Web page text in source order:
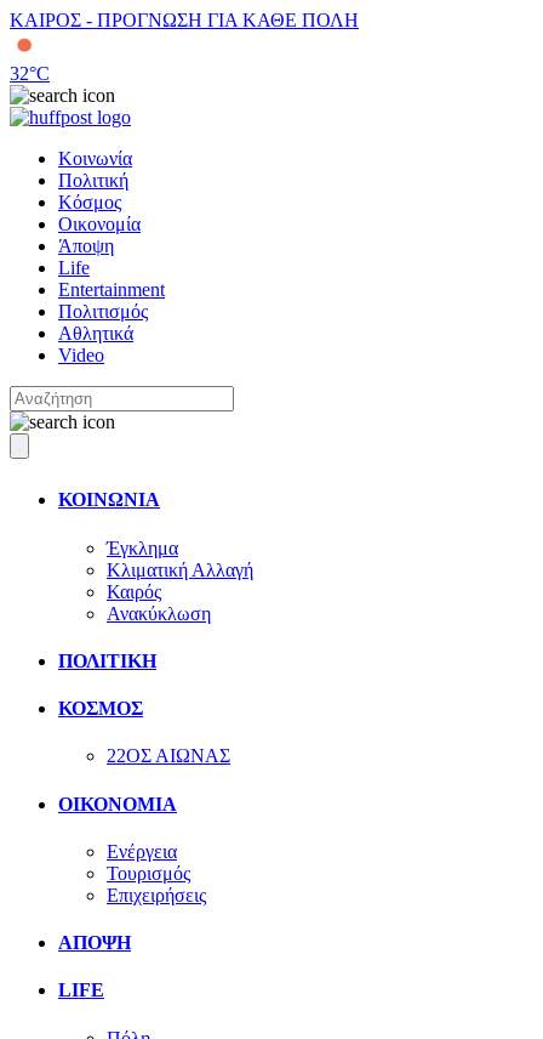
ΚΑΙΡΟΣ - ΠΡΟΓΝΩΣΗ ΓΙΑ ΚΑΘΕ ΠΟΛΗ
32°C
Κοινωνία
Πολιτική
Κόσμος
Οικονομία
Άποψη
Life
Entertainment
Πολιτισμός
Αθλητικά
Video
ΚΟΙΝΩΝΙΑ
Έγκλημα
Κλιματική Αλλαγή
Καιρός
Ανακύκλωση
ΠΟΛΙΤΙΚΗ
ΚΟΣΜΟΣ
22ΟΣ ΑΙΩΝΑΣ
ΟΙΚΟΝΟΜΙΑ
Ενέργεια
Τουρισμός
Επιχειρήσεις
ΑΠΟΨΗ
LIFE